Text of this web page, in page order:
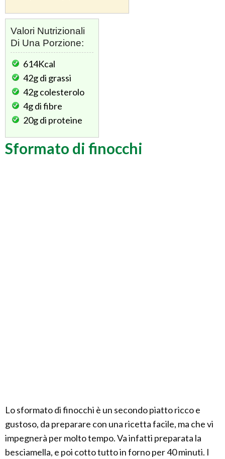
Valori Nutrizionali
Di Una Porzione:
614Kcal
42gdi grassi
42gcolesterolo
4gdi fibre
20gdi proteine
Sformato di finocchi
Lo sformato di finocchi è un secondo piatto ricco e
gustoso, da preparare con una ricetta facile, ma che vi
impegnerà per molto tempo. Va infatti preparata la
besciamella, e poi cotto tutto in forno per 40 minuti. I